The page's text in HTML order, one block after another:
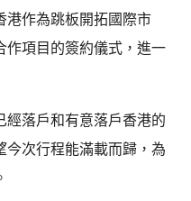
港作為跳板開拓國際市
作項目的簽約儀式，進一
經落戶和有意落戶香港的
今次行程能滿載而歸，為